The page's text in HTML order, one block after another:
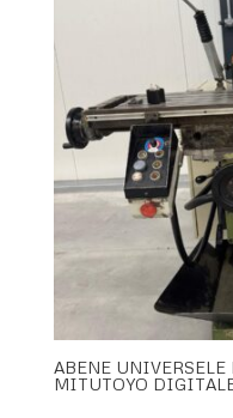
ABENE
MITUTOYO